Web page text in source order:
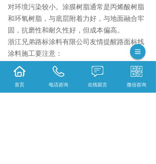
对环境污染较小。涂膜树脂通常是丙烯酸树脂
和环氧树脂，与底层附着力好，与地面融合牢
固，抗磨性和耐久性好，但成本偏高。
浙江兄弟路标涂料有限公司友情提醒路面标线
涂料施工要注意：
1.常温标志漆使用时应拌匀，并用60-100目滤
网过虑，防止阻塞喷头。
2.施工温度为20上下，适用温度为4-40。尽量
首页 电话咨询 在线留言 微信咨询